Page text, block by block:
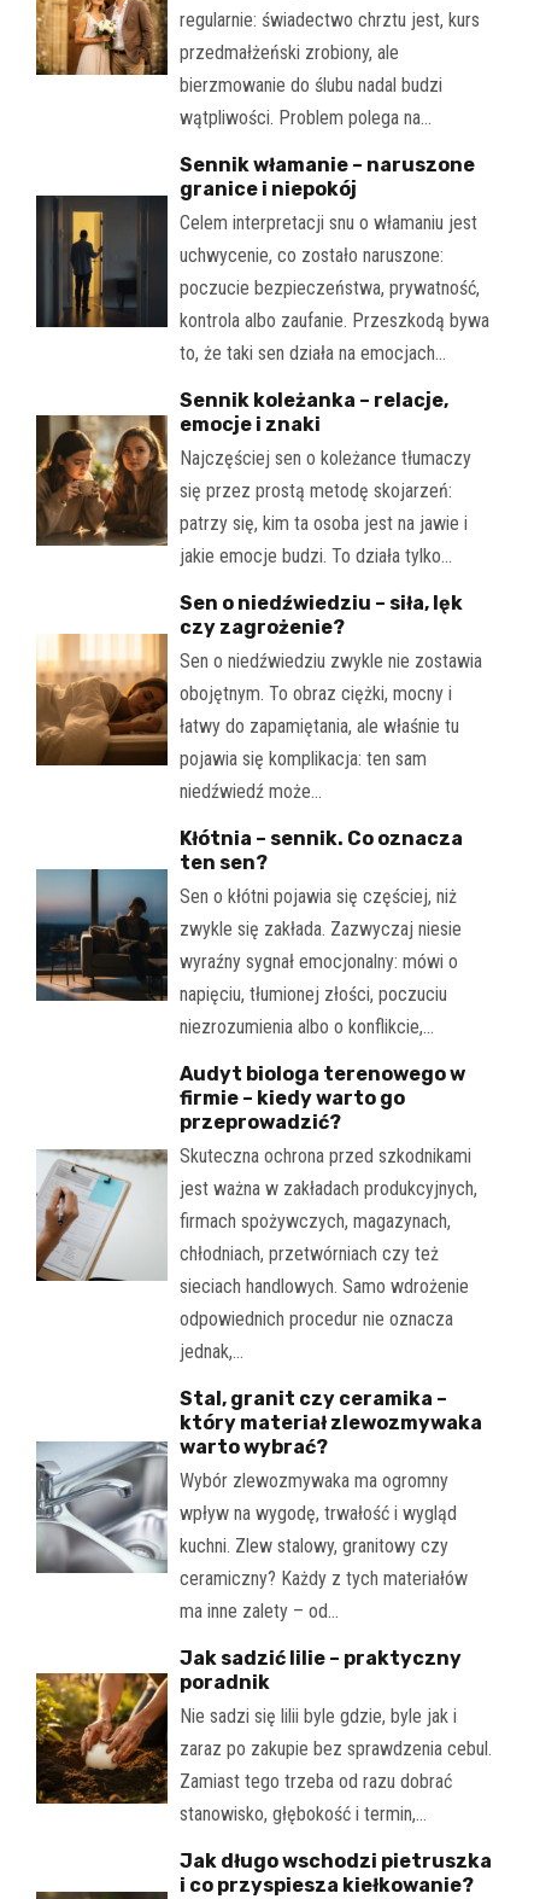
regularnie: świadectwo chrztu jest, kurs
przedmałżeński zrobiony, ale
bierzmowanie do ślubu nadal budzi
wątpliwości. Problem polega na…
Sennik włamanie – naruszone
granice i niepokój
Celem interpretacji snu o włamaniu jest
uchwycenie, co zostało naruszone:
poczucie bezpieczeństwa, prywatność,
kontrola albo zaufanie. Przeszkodą bywa
to, że taki sen działa na emocjach…
Sennik koleżanka – relacje,
emocje i znaki
Najczęściej sen o koleżance tłumaczy
się przez prostą metodę skojarzeń:
patrzy się, kim ta osoba jest na jawie i
jakie emocje budzi. To działa tylko…
Sen o niedźwiedziu – siła, lęk
czy zagrożenie?
Sen o niedźwiedziu zwykle nie zostawia
obojętnym. To obraz ciężki, mocny i
łatwy do zapamiętania, ale właśnie tu
pojawia się komplikacja: ten sam
niedźwiedź może…
Kłótnia – sennik. Co oznacza
ten sen?
Sen o kłótni pojawia się częściej, niż
zwykle się zakłada. Zazwyczaj niesie
wyraźny sygnał emocjonalny: mówi o
napięciu, tłumionej złości, poczuciu
niezrozumienia albo o konflikcie,…
Audyt biologa terenowego w
firmie – kiedy warto go
przeprowadzić?
Skuteczna ochrona przed szkodnikami
jest ważna w zakładach produkcyjnych,
firmach spożywczych, magazynach,
chłodniach, przetwórniach czy też
sieciach handlowych. Samo wdrożenie
odpowiednich procedur nie oznacza
jednak,…
Stal, granit czy ceramika –
który materiał zlewozmywaka
warto wybrać?
Wybór zlewozmywaka ma ogromny
wpływ na wygodę, trwałość i wygląd
kuchni. Zlew stalowy, granitowy czy
ceramiczny? Każdy z tych materiałów
ma inne zalety – od…
Jak sadzić lilie – praktyczny
poradnik
Nie sadzi się lilii byle gdzie, byle jak i
zaraz po zakupie bez sprawdzenia cebul.
Zamiast tego trzeba od razu dobrać
stanowisko, głębokość i termin,…
Jak długo wschodzi pietruszka
i co przyspiesza kiełkowanie?